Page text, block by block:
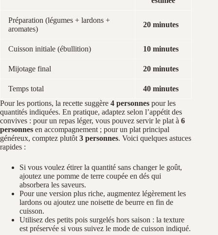
Préparation (légumes + lardons +
aromates)
20 minutes
Cuisson initiale (ébullition) 10 minutes
Mijotage final 20 minutes
Temps total
40 minutes
Pour les portions, la recette suggère 4 personnes pour les
quantités indiquées. En pratique, adaptez selon l’appétit des
convives : pour un repas léger, vous pouvez servir le plat à 6
personnes en accompagnement ; pour un plat principal
généreux, comptez plutôt 3 personnes. Voici quelques astuces
rapides :
Si vous voulez étirer la quantité sans changer le goût,
ajoutez une pomme de terre coupée en dés qui
absorbera les saveurs.
Pour une version plus riche, augmentez légèrement les
lardons ou ajoutez une noisette de beurre en fin de
cuisson.
Utilisez des petits pois surgelés hors saison : la texture
est préservée si vous suivez le mode de cuisson indiqué.